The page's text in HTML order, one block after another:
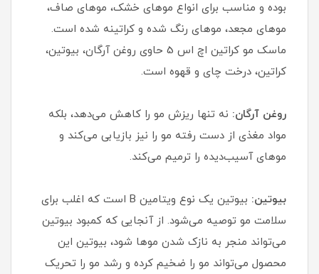
بوده و مناسب برای انواع موهای خشک، موهای صاف،
موهای مجعد، موهای رنگ شده و کراتینه شده است.
ماسک مو کراتین اچ اس 5 حاوی روغن آرگان، بیوتین،
کراتین، درخت چای و قهوه است.
روغن آرگان: نه تنها ریزش مو را کاهش می‌دهد، بلکه
مواد مغذی از دست رفته مو را نیز بازیابی می‌کند و
موهای آسیب‌دیده را ترمیم می‌کند.
بیوتین:
بیوتین یک نوع ویتامین B است که اغلب برای
سلامت مو توصیه می‌شود. از آنجایی که کمبود بیوتین
می‌تواند منجر به نازک شدن موها شود، بیوتین این
محصول می‌تواند مو را ضخیم کرده و رشد مو را تحریک